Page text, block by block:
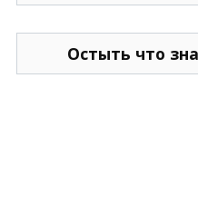
Остыть что